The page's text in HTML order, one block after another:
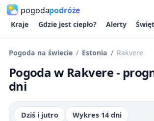
pogodapodróże
Kraje Gdzie jest ciepło? Alerty
Pogoda na świecie Estonia Rakvere
Pogoda w Rakvere -
dni
Dziś i jutro
Wykres 14 dni